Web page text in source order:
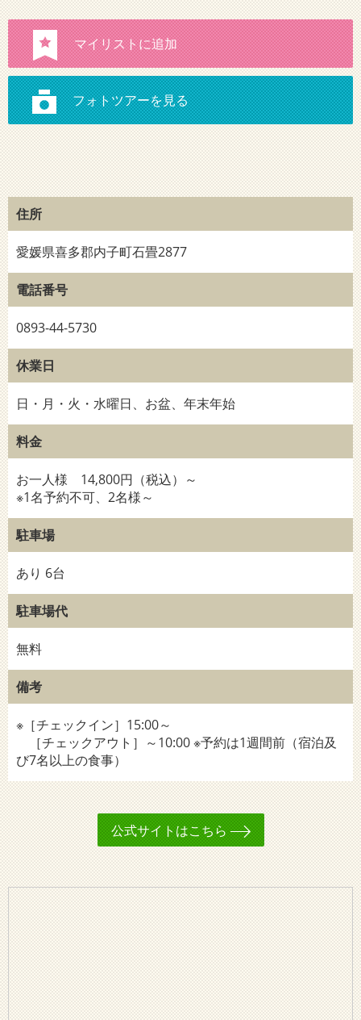
住所
愛媛県喜多郡内子町石畳2877
電話番号
0893-44-5730
休業日
日・月・火・水曜日、お盆、年末年始
料金
お一人様 14,800円（税込）～
※1名予約不可、2名様～
駐車場
あり 6台
駐車場代
無料
備考
※［チェックイン］15:00～
［チェックアウト］～10:00 ※予約は1週間前（宿泊及
び7名以上の食事）
公式サイトはこちら